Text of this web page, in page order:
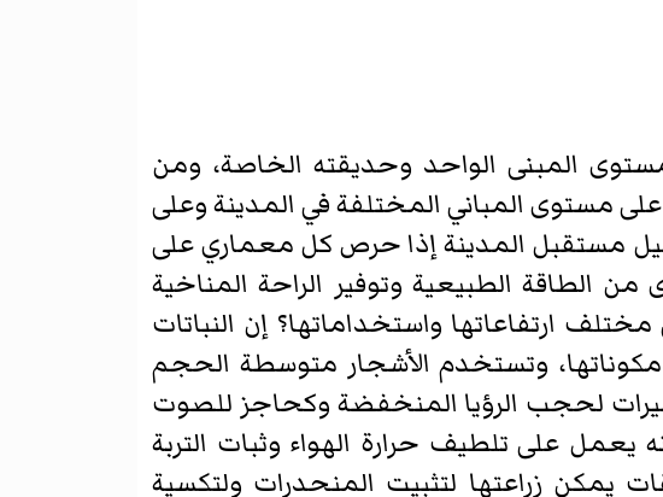
المبنى الواحد وحديقته الخاصة، ومن
على مستوى المباني المختلفة في المدينة وعلى
مستقبل المدينة إذا حرص كل معماري على
الطاقة الطبيعية وتوفير الراحة المناخية
ارتفاعاتها واستخداماتها؟ إن النباتات
وتستخدم الأشجار متوسطة الحجم
لحجب الرؤيا المنخفضة وكحاجز للصوت
يعمل على تلطيف حرارة الهواء وثبات التربة
يمكن زراعتها لتثبيت المنحدرات ولتكسية